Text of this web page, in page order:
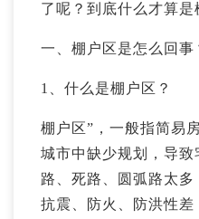
了呢？到底什么才算是
一、棚户区是怎么回事
1、什么是棚户区？
棚户区”，一般指简易
城市中缺少规划，导
路、死路、圆弧路太
抗震、防火、防洪性